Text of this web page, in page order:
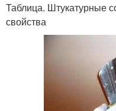
Таблица. Штукатурные
свойства